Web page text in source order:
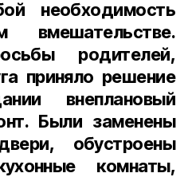
необходимость
родителей,
приняло решение
внеплановый
Были заменены
обустроены
комнаты,